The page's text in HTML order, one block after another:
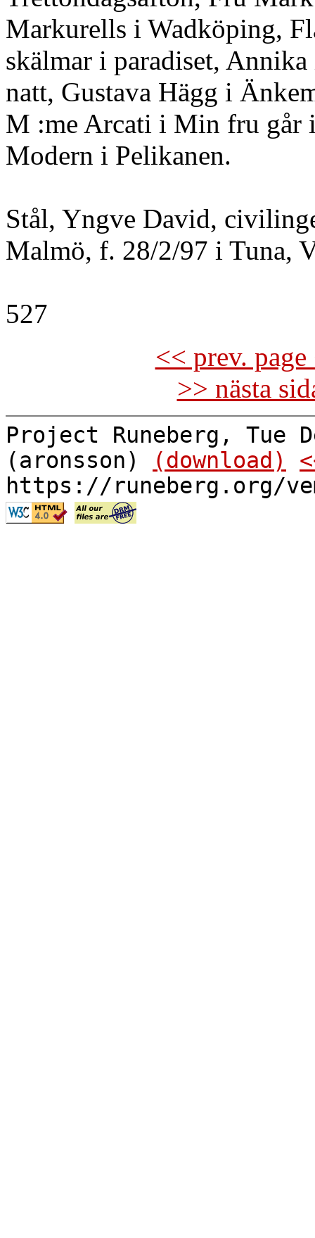
Markurells i Wadköping,
skälmar i paradiset,
natt, Gustava Hägg i
M :me Arcati i Min fru går
Modern i Pelikanen.
Stål, Yngve David,
Malmö, f. 28/2/97 i Tuna,
527
<< prev.
>> nästa
Project Runeberg, Tue
(aronsson)
(download)
https://runeberg.org/